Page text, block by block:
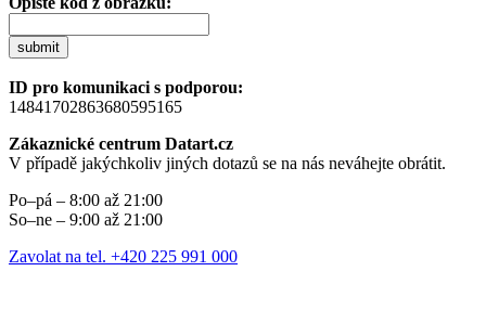
submit
ID pro komunikaci s podporou:
14841702863680595165
Zákaznické centrum Datart.cz
V případě jakýchkoliv jiných dotazů se na nás neváhejte obrátit.
Po–pá – 8:00 až 21:00
So–ne – 9:00 až 21:00
Zavolat na tel. +420 225 991 000